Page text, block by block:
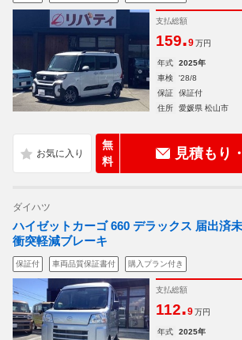
支払総額
159.9 万円
年式 2025年
車検
'28/8
保証
保証付
住所
愛媛県 松山市
無
料
見積もり
ダイハツ
ハイゼットカーゴ 660 デラックス 届出
衝突軽減ブレーキ
保証付 車両品質保証書付 購入プラン付き
支払総額
112.9 万円
年式 2025年